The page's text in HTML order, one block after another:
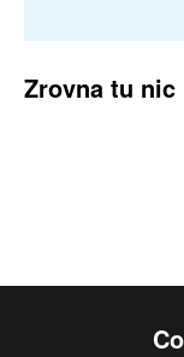
Zrovna tu nic